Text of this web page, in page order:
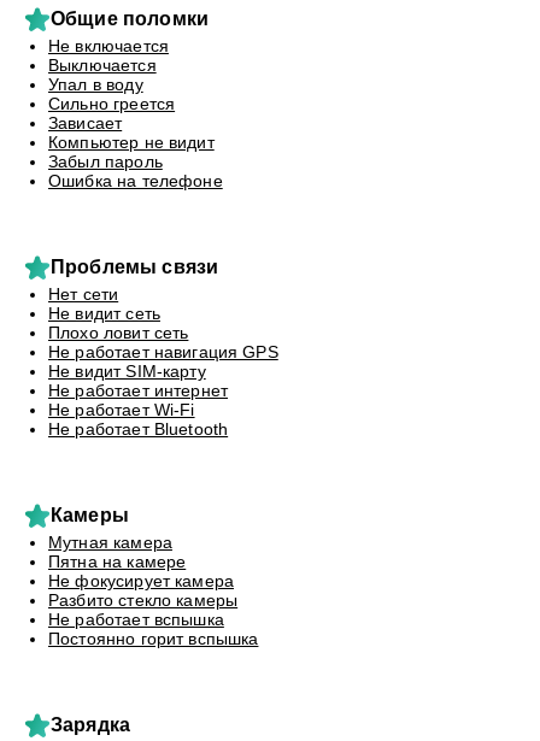
Общие поломки
Не включается
Выключается
Упал в воду
Сильно греется
Зависает
Компьютер не видит
Забыл пароль
Ошибка на телефоне
Проблемы связи
Нет сети
Не видит сеть
Плохо ловит сеть
Не работает навигация GPS
Не видит SIM-карту
Не работает интернет
Не работает Wi-Fi
Не работает Bluetooth
Камеры
Мутная камера
Пятна на камере
Не фокусирует камера
Разбито стекло камеры
Не работает вспышка
Постоянно горит вспышка
Зарядка